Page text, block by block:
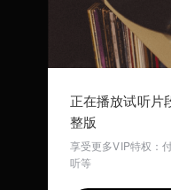
Animal
正在播放试听片
整版
享受更多VIP特权：
听等